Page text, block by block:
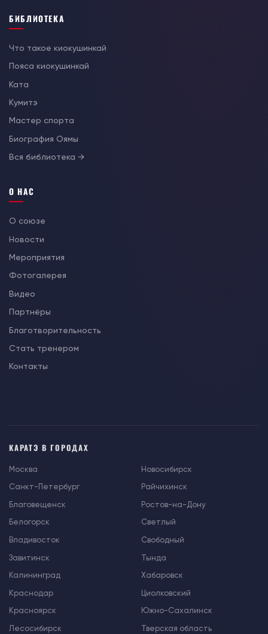
БИБЛИОТЕКА
Что такое киокушинкай
Пояса киокушинкай
Ката
Кумитэ
Мастер спорта
Биография Оямы
Вся библиотека →
О НАС
О союзе
Новости
Мероприятия
Фотогалерея
Видео
Партнёры
Благотворительность
Стать тренером
Контакты
КАРАТЭ В ГОРОДАХ
Москва
Санкт-Петербург
Благовещенск
Белогорск
Владивосток
Завитинск
Калининград
Краснодар
Красноярск
Лесосибирск
Новосибирск
Райчихинск
Ростов-на-Дону
Светлый
Свободный
Тында
Хабаровск
Циолковский
Южно-Сахалинск
Тверская область